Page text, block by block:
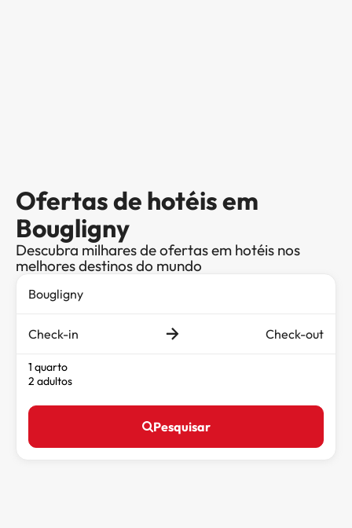
Ofertas de hotéis em
Bougligny
Descubra milhares de ofertas em hotéis nos
melhores destinos do mundo
Check-in Check-out
1 quarto
2 adultos
Pesquisar